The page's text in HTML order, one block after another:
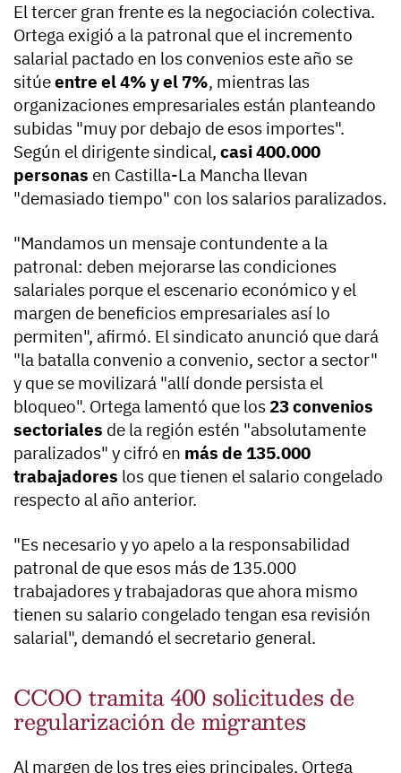
El tercer gran frente es la negociación colectiva.
Ortega exigió a la patronal que el incremento
salarial pactado en los convenios este año se
sitúeentre el 4% y el 7%, mientras las
organizaciones empresariales están planteando
subidas "muy por debajo de esos importes".
Según el dirigente sindical, casi 400.000
personas en Castilla-La Mancha llevan
"demasiado tiempo" con los salarios paralizados.
"Mandamos un mensaje contundente a la
patronal: deben mejorarse las condiciones
salariales porque el escenario económico y el
margen de beneficios empresariales así lo
permiten", afirmó. El sindicato anunció que dará
"la batalla convenio a convenio, sector a sector"
y que se movilizará "allí donde persista el
bloqueo". Ortega lamentó que los 23 convenios
sectoriales de la región estén "absolutamente
paralizados" y cifró en más de 135.000
trabajadores los que tienen el salario congelado
respecto al año anterior.
"Es necesario y yo apelo a la responsabilidad
patronal de que esos más de 135.000
trabajadores y trabajadoras que ahora mismo
tienen su salario congelado tengan esa revisión
salarial", demandó el secretario general.
CCOO tramita 400 solicitudes de
regularización de migrantes
Al margen de los tres ejes principales, Ortega